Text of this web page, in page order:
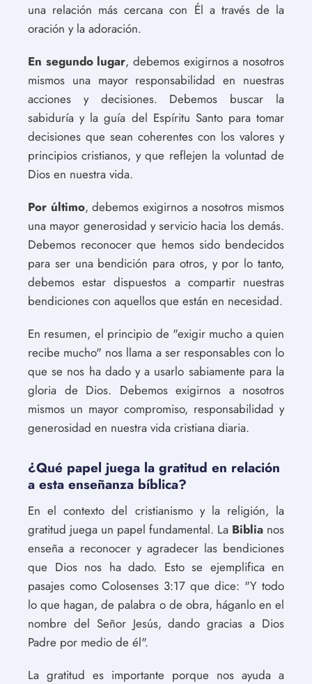
una relación más cercana con Él a través de la
oración y la adoración.
En segundo lugar, debemos exigirnos a nosotros
mismos una mayor responsabilidad en nuestras
acciones y decisiones. Debemos buscar la
sabiduría y la guía del Espíritu Santo para tomar
decisiones que sean coherentes con los valores y
principios cristianos, y que reflejen la voluntad de
Dios en nuestra vida.
Por último, debemos exigirnos a nosotros mismos
una mayor generosidad y servicio hacia los demás.
Debemos reconocer que hemos sido bendecidos
para ser una bendición para otros, y por lo tanto,
debemos estar dispuestos a compartir nuestras
bendiciones con aquellos que están en necesidad.
En resumen, el principio de "exigir mucho a quien
recibe mucho" nos llama a ser responsables con lo
que se nos ha dado y a usarlo sabiamente para la
gloria de Dios. Debemos exigirnos a nosotros
mismos un mayor compromiso, responsabilidad y
generosidad en nuestra vida cristiana diaria.
¿Qué papel juega la gratitud en relación
a esta enseñanza bíblica?
En el contexto del cristianismo y la religión, la
gratitud juega un papel fundamental. La Biblia nos
enseña a reconocer y agradecer las bendiciones
que Dios nos ha dado. Esto se ejemplifica en
pasajes como Colosenses 3:17 que dice: "Y todo
lo que hagan, de palabra o de obra, háganlo en el
nombre del Señor Jesús, dando gracias a Dios
Padre por medio de él".
La gratitud es importante porque nos ayuda a